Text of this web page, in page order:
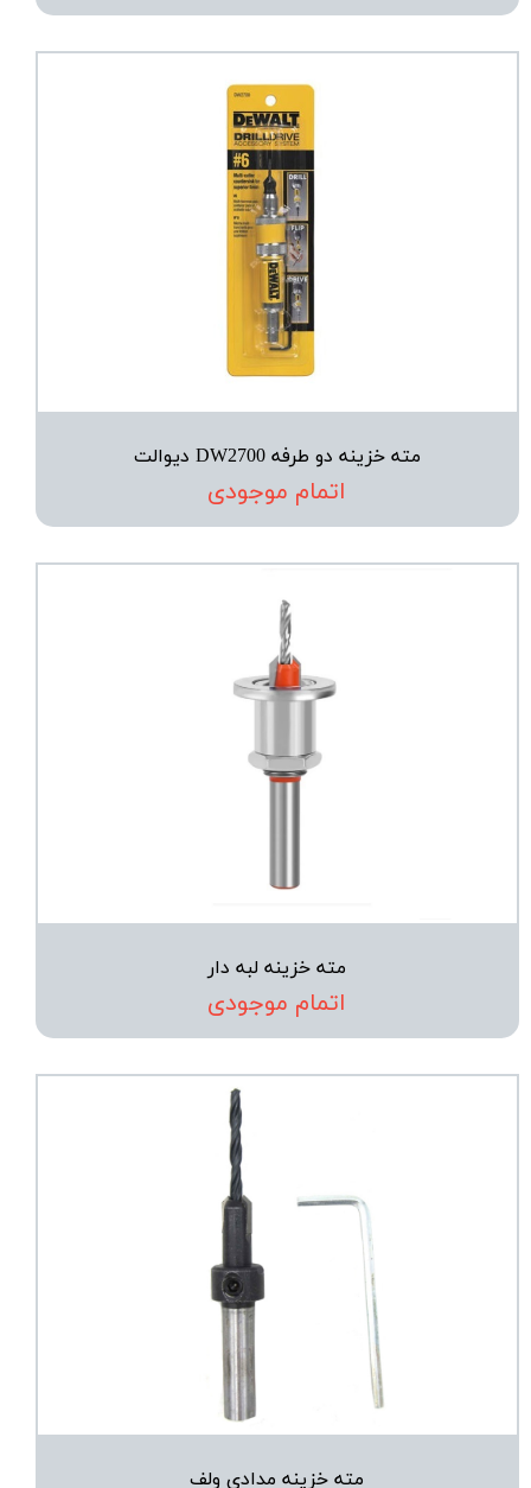
مته خزینه دو طرفه DW2700 دیوالت
اتمام موجودی
مته خزینه لبه دار
اتمام موجودی
مته خزینه مدادی ولف